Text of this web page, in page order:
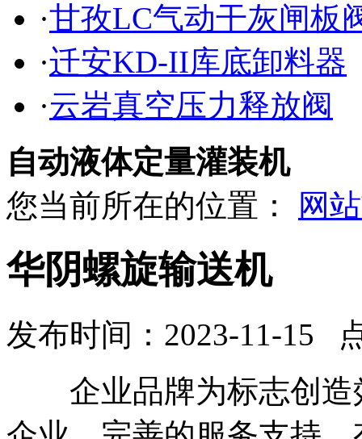
·甘孜LC气动干灰闸板
·迁安KD-II库底卸料器
·云岩真空压力释放阀
自动液体定量灌装机
您当前所在的位置：
网
华阴螺旋输送机
发布时间：2023-11-15
企业品牌为标志创造